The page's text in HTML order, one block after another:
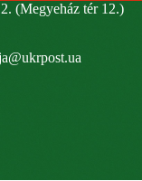
(Megyeház tér 12.)